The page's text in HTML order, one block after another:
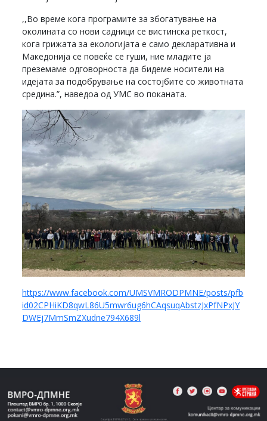
,,Во време кога програмите за збогатување на
околината со нови садници се вистинска реткост,
кога грижата за екологијата е само декларативна и
Македонија се повеќе се гуши, ние младите ја
преземаме одговорноста да бидеме носители на
идејата за подобрување на состојбите со животната
средина.”, наведоа од УМС во поканата.
https://www.facebook.com/UMSVMRODPMNE/posts/pfb
id02CPHiKD8qwL86U5mwr6ug6hCAqsuqAbstzJxPfNPxJY
DWEj7MmSmZXudne794X689l